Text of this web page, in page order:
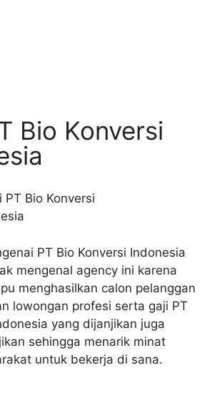
Bio Konversi
PT Bio Konversi Indonesia
mengenal agency ini karena
menghasilkan calon pelanggan
lowongan profesi serta gaji PT
yang dijanjikan juga
sehingga menarik minat
untuk bekerja di sana.